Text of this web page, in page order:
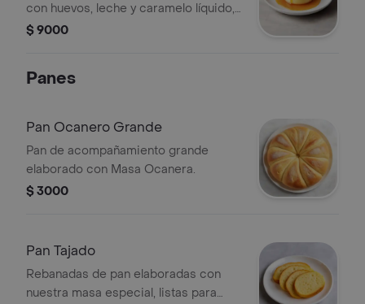
con huevos, leche y caramelo líquido,
según la preparación tradicional
$ 9000
Panes
Pan Ocanero Grande
Pan de acompañamiento grande
elaborado con Masa Ocanera.
$ 3000
Pan Tajado
Rebanadas de pan elaboradas con
nuestra masa especial, listas para